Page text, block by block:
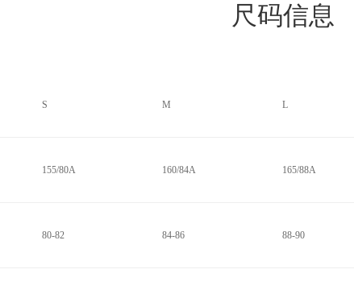
尺码信息
S M L
155/80A 160/84A 165/88A
80-82 84-86 88-90